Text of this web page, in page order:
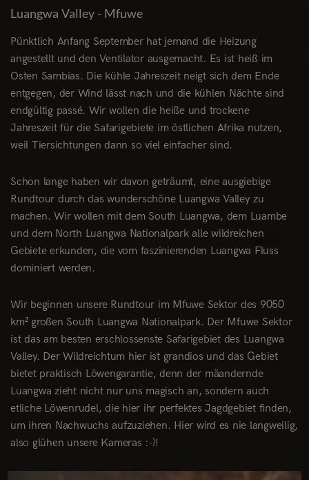
Luangwa Valley - Mfuwe
Pünktlich Anfang September hat jemand die Heizung
angestellt und den Ventilator ausgemacht. Es ist heiß im
Osten Sambias. Die kühle Jahreszeit neigt sich dem Ende
entgegen, der Wind lässt nach und die kühlen Nächte sind
endgültig passé. Wir wollen die heiße und trockene
Jahreszeit für die Safarigebiete im östlichen Afrika nutzen,
weil Tiersichtungen dann so viel einfacher sind.
Schon lange haben wir davon geträumt, eine ausgiebige
Rundtour durch das wunderschöne Luangwa Valley zu
machen. Wir wollen mit dem South Luangwa, dem Luambe
und dem North Luangwa Nationalpark alle wildreichen
Gebiete erkunden, die vom faszinierenden Luangwa Fluss
dominiert werden.
Wir beginnen unsere Rundtour im Mfuwe Sektor des 9050
km² großen South Luangwa Nationalpark. Der Mfuwe Sektor
ist das am besten erschlossenste Safarigebiet des Luangwa
Valley. Der Wildreichtum hier ist grandios und das Gebiet
bietet praktisch Löwengarantie, denn der mäandernde
Luangwa zieht nicht nur uns magisch an, sondern auch
etliche Löwenrudel, die hier ihr perfektes Jagdgebiet finden,
um ihren Nachwuchs aufzuziehen. Hier wird es nie langweilig,
also glühen unsere Kameras :-)!